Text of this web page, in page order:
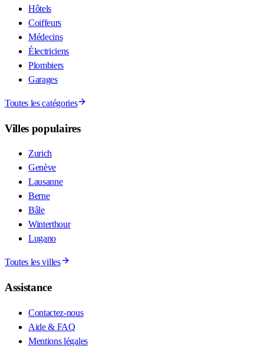
Hôtels
Coiffeurs
Médecins
Électriciens
Plombiers
Garages
Toutes les catégories
Villes populaires
Zurich
Genève
Lausanne
Berne
Bâle
Winterthour
Lugano
Toutes les villes
Assistance
Contactez-nous
Aide & FAQ
Mentions légales